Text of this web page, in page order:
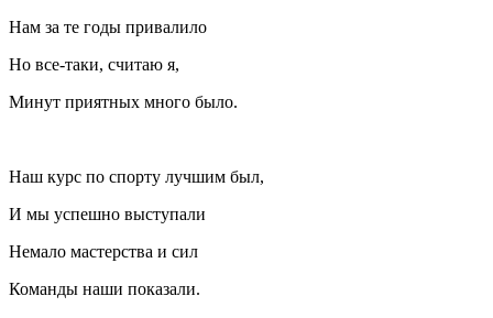
Нам за те годы привалило
Но все-таки, считаю я,
Минут приятных много было.
Наш курс по спорту лучшим был,
И мы успешно выступали
Немало мастерства и сил
Команды наши показали.